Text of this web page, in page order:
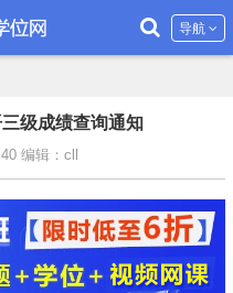
导航
级成绩查询通知
编辑：cll